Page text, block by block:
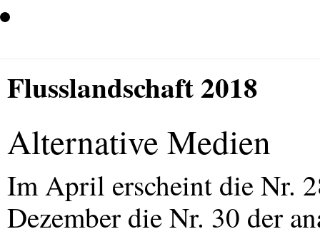
Flusslandschaft 2018
Alternative Medien
Im April erscheint die Nr.
Dezember die Nr. 30 der